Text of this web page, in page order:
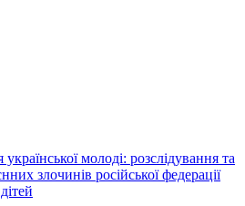
молоді: розслідування та
злочинів російської федерації